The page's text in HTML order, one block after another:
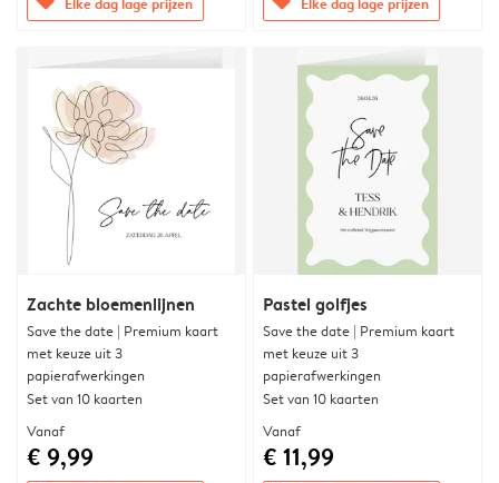
Zachte bloemenlijnen
Save the date | Premium kaart
met keuze uit 3
papierafwerkingen
Set van 10 kaarten
Vanaf
€ 9,99
Pastel golfjes
Save the date | Premium kaart
met keuze uit 3
papierafwerkingen
Set van 10 kaarten
Vanaf
€ 11,99